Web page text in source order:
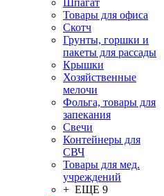
Шпагат
Товары для офиса
Скотч
Грунты, горшки и
пакеты для рассады
Крышки
Хозяйственные
мелочи
Фольга, товары для
запекания
Свечи
Контейнеры для
СВЧ
Товары для мед.
учреждений
+ ЕЩЕ 9